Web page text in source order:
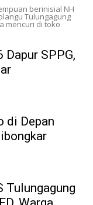
berinisial NH
Tulungagung
mencuri di toko
Dapur SPPG,
di Depan
Tulungagung